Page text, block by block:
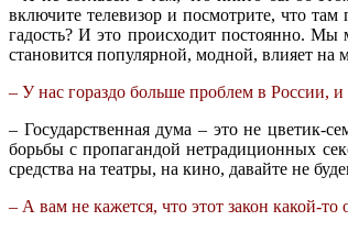
включите телевизор и посмотрите, что
гадость? И это происходит постоянно. Мы
становится популярной, модной, влияет на
– У нас гораздо больше проблем в России,
– Государственная дума – это не цветик-
борьбы с пропагандой нетрадиционных
средства на театры, на кино, давайте не
– А вам не кажется, что этот закон какой-